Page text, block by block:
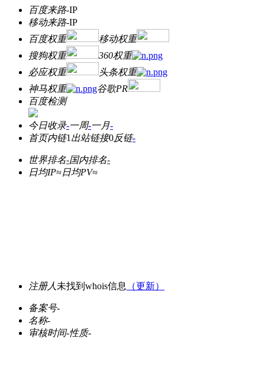
百度来路-IP
移动来路-IP
百度权重
移动权重
搜狗权重
360权重
必应权重
头条权重
神马权重
谷歌PR
百度检测
今日收录-一周-一月-
首页内链1 出站链接0反链-
世界排名-国内排名-
日均IP≈日均PV≈
注册人 未找到whois信息 （更新）
备案号-
名称-
审核时间-性质-